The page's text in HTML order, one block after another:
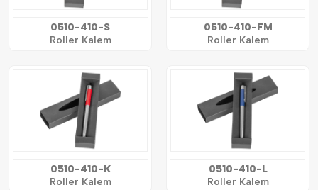
0510-410-S
Roller Kalem
0510-410-FM
Roller Kalem
0510-410-K
Roller Kalem
0510-410-L
Roller Kalem